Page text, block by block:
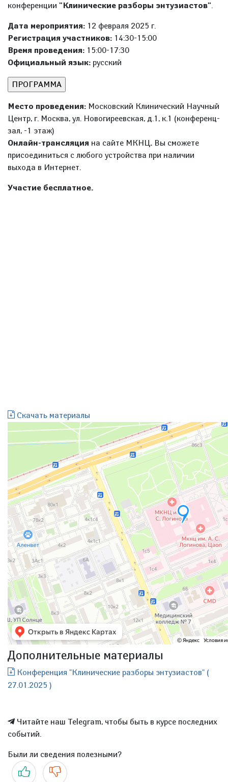
конференции "Клинические разборы энтузиастов".
Дата мероприятия: 12 февраля 2025 г.
Регистрация участников: 14:30-15:00
Время проведения: 15:00-17:30
Официальный язык: русский
Место проведения: Московский Клинический Научный
Центр, г. Москва, ул. Новогиреевская, д.1, к.1 (конференц-
зал, -1 этаж)
Онлайн-трансляция на сайте МКНЦ. Вы сможете
присоединиться с любого устройства при наличии
выхода в Интернет.
Участие бесплатное.
Скачать материалы
Дополнительные материалы
Конференция "Клинические разборы энтузиастов" (
27.01.2025 )
Читайте наш Telegram, чтобы быть в курсе последних
событий.
Были ли сведения полезными?
Да Нет